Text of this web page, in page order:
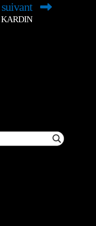
KARDIN